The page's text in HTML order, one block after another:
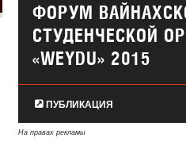
ФОРУМ
СТУДЕНЧЕСКОЙ
«WEYDU» 2015
ПУБЛИКАЦИЯ
На правах рекламы